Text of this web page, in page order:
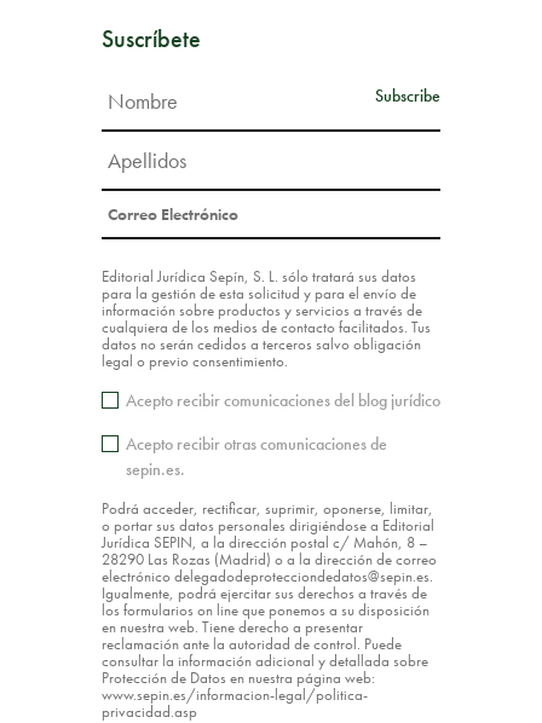
Suscríbete
Editorial Jurídica Sepín, S. L. sólo tratará sus datos
para la gestión de esta solicitud y para el envío de
información sobre productos y servicios a través de
cualquiera de los medios de contacto facilitados. Tus
datos no serán cedidos a terceros salvo obligación
legal o previo consentimiento.
Acepto recibir comunicaciones del blog jurídico
Acepto recibir otras comunicaciones de
sepin.es.
Podrá acceder, rectificar, suprimir, oponerse, limitar,
o portar sus datos personales dirigiéndose a Editorial
Jurídica SEPIN, a la dirección postal c/ Mahón, 8 –
28290 Las Rozas (Madrid) o a la dirección de correo
electrónico delegadodeprotecciondedatos@sepin.es.
Igualmente, podrá ejercitar sus derechos a través de
los formularios on line que ponemos a su disposición
en nuestra web. Tiene derecho a presentar
reclamación ante la autoridad de control. Puede
consultar la información adicional y detallada sobre
Protección de Datos en nuestra página web:
www.sepin.es/informacion-legal/politica-
privacidad.asp